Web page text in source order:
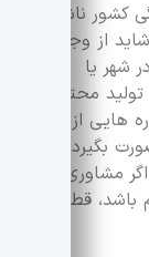
کشور ناشناخته
از وجود
شهر یا
محتوایی
هایی از سوی
بگیرد. به
مشاوری از
قطعا کار